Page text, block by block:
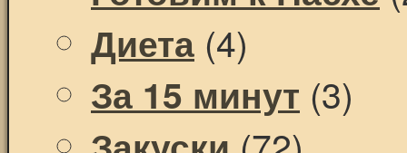
Диета (4)
За 15 минут (3)